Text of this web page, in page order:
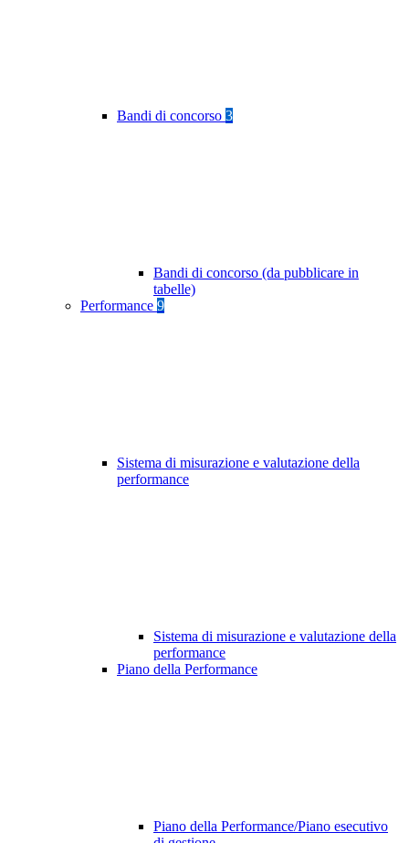
Bandi di concorso 3
Bandi di concorso (da pubblicare in
tabelle)
Performance 9
Sistema di misurazione e valutazione della
performance
Sistema di misurazione e valutazione della
performance
Piano della Performance
Piano della Performance/Piano esecutivo